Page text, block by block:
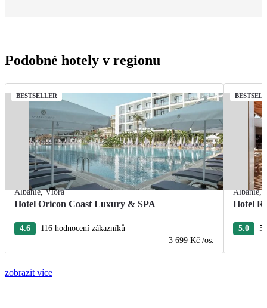
Podobné hotely v regionu
BESTSELLER
Albánie,Vlora
Hotel Oricon Coast Luxury & SPA
4.6
116 hodnocení zákazníků
3 699 Kč /os.
Albánie,
Hotel
5.0
zobrazit více